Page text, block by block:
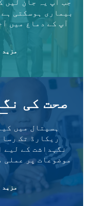
جب آپ یہ جان لیں
بیماری ہوسکتی
آپ کے دماغ میں
صحت کی
ہسپتال میں
ریکارڈ تک
نگہداشت کے لیے
موضوعات پر عملی